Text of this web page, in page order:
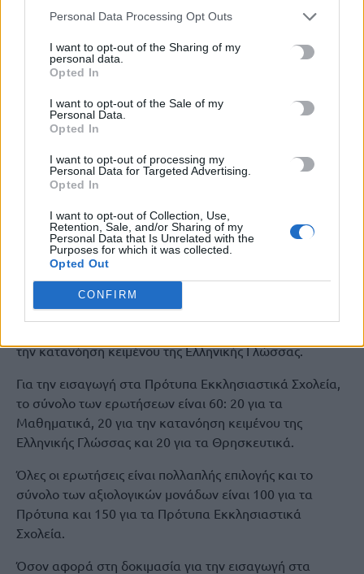
Personal Data Processing Opt Outs
I want to opt-out of the Sharing of my
personal data.
Opted In
I want to opt-out of the Sale of my
Personal Data.
Opted In
I want to opt-out of processing my
Personal Data for Targeted Advertising.
Opted In
I want to opt-out of Collection, Use,
Retention, Sale, and/or Sharing of my
Personal Data that Is Unrelated with the
Purposes for which it was collected.
Opted Out
CONFIRM
ασκήσεις, το οποίο αξιοποιείται από τους υποψήφιους.
Οι υποψήφιοι για την εισαγωγή στα Πρότυπα
Εκκλησιαστικά Λύκεια αξιολογούνται σε γνώσεις και
δεξιότητες που απέκτησαν κατά τη διάρκεια της
φοίτησής τους στο Γυμνάσιο σχετικές με την κατανόηση
κειμένων της Ελληνικής Γλώσσας, τα Μαθηματικά και τα
διάρκειας τεσσάρων (4) ωρών. Η εξέταση της Ελληνικής
γλώσσας και των Μαθηματικών γίνεται σε κοινά
Σχολεία. Στο γνωστικό πεδίο των Θρησκευτικών,
ελέγχονται οι ικανότητες των μαθητών να
αναγνωρίζουν βασικά στοιχεία της ορθόδοξης
χριστιανικής πίστης και της εκκλησιαστικής ζωής.
Για την εισαγωγή στα Πρότυπα, το σύνολο των
την κατανόηση κειμένου της Ελληνικής Γλώσσας.
Για την εισαγωγή στα Πρότυπα Εκκλησιαστικά Σχολεία,
το σύνολο των ερωτήσεων είναι 60: 20 για τα
Μαθηματικά, 20 για την κατανόηση κειμένου της
Ελληνικής Γλώσσας και 20 για τα Θρησκευτικά.
Όλες οι ερωτήσεις είναι πολλαπλής επιλογής και το
σύνολο των αξιολογικών μονάδων είναι 100 για τα
Πρότυπα και 150 για τα Πρότυπα Εκκλησιαστικά
Σχολεία.
Όσον αφορά στη δοκιμασία για την εισαγωγή στα